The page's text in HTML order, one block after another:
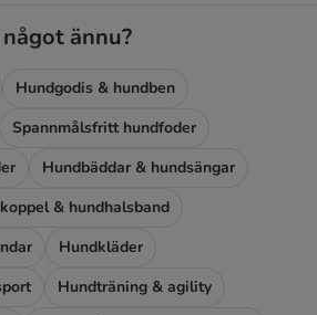
ännu?
Hundgodis & hundben
Spannmålsfritt hundfoder
Hundbäddar & hundsängar
& hundhalsband
Hundkläder
Hundträning & agility